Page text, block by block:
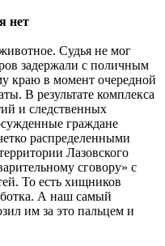
нет
Судья не мог
задержали с поличным
краю в момент очередной
В результате комплекса
и следственных
граждане
распределенными
Лазовского
сговору» с
То есть хищников
А наш самый
им за это пальцем и